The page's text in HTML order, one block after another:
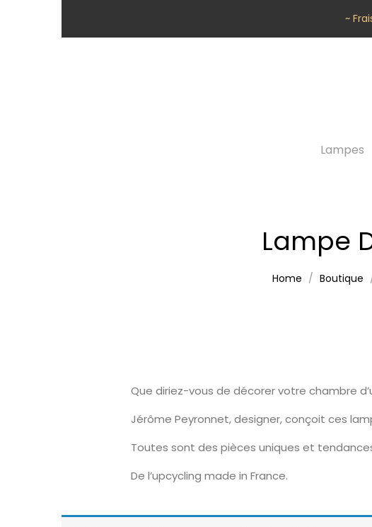
~
Lampes
Lampe
Home Boutique
Que diriez-vous de décorer votre chambre
Jérôme Peyronnet, designer, conçoit ces
Toutes sont des pièces uniques et
De l’upcycling made in France.